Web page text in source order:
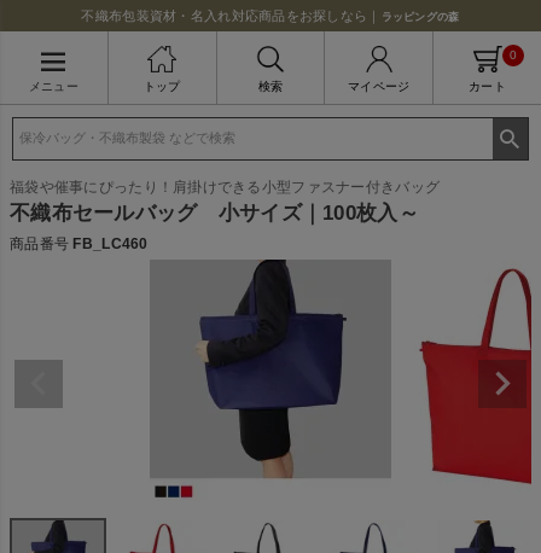
不織布包装資材・名入れ対応商品をお探しなら｜ ラッピングの森
メニュー トップ 検索 マイページ カート
0
福袋や催事にぴったり！肩掛けできる小型ファスナー付きバッグ
不織布セールバッグ 小サイズ｜100枚入～
商品番号 FB_LC460